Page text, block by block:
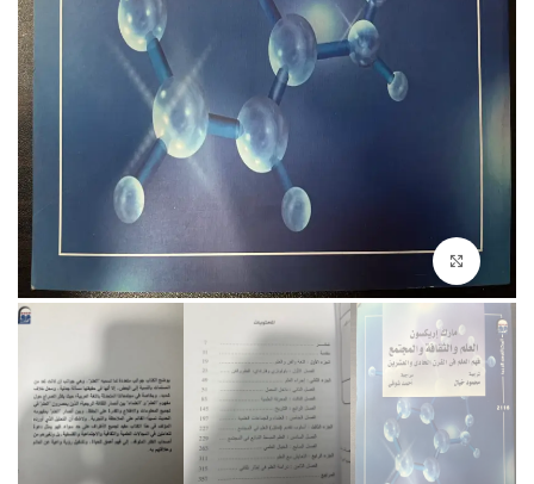
Click to enlarge